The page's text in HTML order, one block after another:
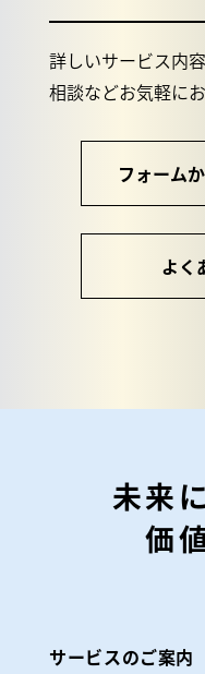
詳しいサービス内
相談などお気軽に
フォーム
よく
未来
価
サービスのご案内